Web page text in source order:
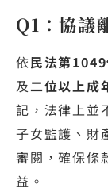
Q1：協議
依民法第
及二位以上成
記，法律上並
子女監護、財
審閱，確保條
益。